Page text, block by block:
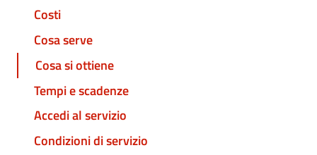
Costi
Cosa serve
Cosa si ottiene
Tempi e scadenze
Accedi al servizio
Condizioni di servizio